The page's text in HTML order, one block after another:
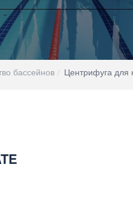
бассейнов Центрифуга для